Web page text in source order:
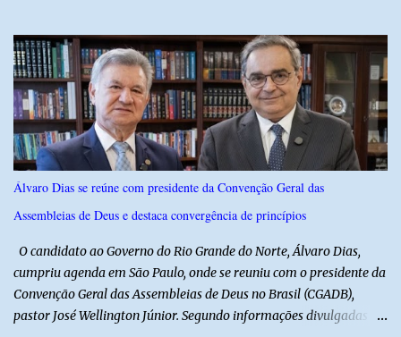
mostrando o cuidado com o desenvolvimento do alto-rodriguense.
A primeira noite foi marcada por apresentações que
emocionaram o público, contando com as quadrilhas das escolas
municipais Félix Antônio e Walfredo Gurgel, o ritmo contagiante
dos Cangaceiros do Nordeste, a alegria do grupo da Melhor Idade
e o belíssimo espetáculo "Mulheres do Cangaço: o Fiar da
Resistência", do Alto em Cena. Para fechar a noite com muitas
gargalhadas e descontração, o humorista Titela do Ceará garantiu
a alegria de todos. E o melhor de tudo é que a festa continua com
mais dois dias de muita animação, reafirmando o sucesso ...
Álvaro Dias se reúne com presidente da Convenção Geral das
Assembleias de Deus e destaca convergência de princípios
O candidato ao Governo do Rio Grande do Norte, Álvaro Dias,
cumpriu agenda em São Paulo, onde se reuniu com o presidente da
Convenção Geral das Assembleias de Deus no Brasil (CGADB),
pastor José Wellington Júnior. Segundo informações divulgadas